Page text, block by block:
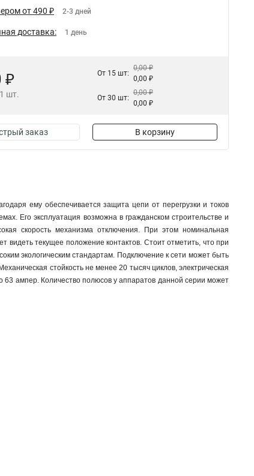
от 490 ₽ 2-3 дней
доставка: 1 день
₽
шт.
От 15 шт:
0,00 ₽
0,00 ₽
От 30 шт:
0,00 ₽
0,00 ₽
заказ В корзину
ему обеспечивается защита цепи от перегрузки и токов
Его эксплуатация возможна в гражданском строительстве и
скорость механизма отключения. При этом номинальная
видеть текущее положение контактов. Стоит отметить, что при
экологическим стандартам. Подключение к сети может быть
стойкость не менее 20 тысяч циклов, электрическая
ампер. Количество полюсов у аппаратов данной серии может